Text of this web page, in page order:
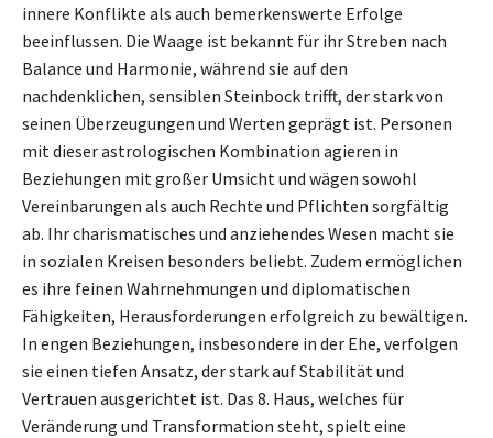
innere Konflikte als auch bemerkenswerte Erfolge
beeinflussen. Die Waage ist bekannt für ihr Streben nach
Balance und Harmonie, während sie auf den
nachdenklichen, sensiblen Steinbock trifft, der stark von
seinen Überzeugungen und Werten geprägt ist. Personen
mit dieser astrologischen Kombination agieren in
Beziehungen mit großer Umsicht und wägen sowohl
Vereinbarungen als auch Rechte und Pflichten sorgfältig
ab. Ihr charismatisches und anziehendes Wesen macht sie
in sozialen Kreisen besonders beliebt. Zudem ermöglichen
es ihre feinen Wahrnehmungen und diplomatischen
Fähigkeiten, Herausforderungen erfolgreich zu bewältigen.
In engen Beziehungen, insbesondere in der Ehe, verfolgen
sie einen tiefen Ansatz, der stark auf Stabilität und
Vertrauen ausgerichtet ist. Das 8. Haus, welches für
Veränderung und Transformation steht, spielt eine